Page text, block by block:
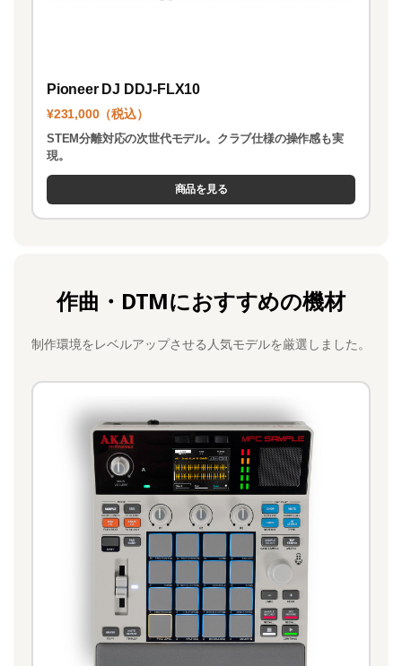
Pioneer DJ DDJ-FLX10
¥231,000（税込）
STEM分離対応の次世代モデル。クラブ仕様の操作感も実
現。
商品を見る
作曲・DTMにおすすめの機材
制作環境をレベルアップさせる人気モデルを厳選しました。